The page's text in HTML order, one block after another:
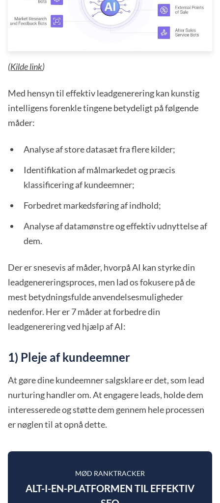
(Kilde link)
Med hensyn til effektiv leadgenerering kan kunstig
intelligens forenkle tingene betydeligt på følgende
måder:
Analyse af store datasæt fra flere kilder;
Identifikation af målmarkedet og præcis
klassificering af kundeemner;
Forbedret markedsføring af indhold;
Analyse af datamønstre og effektiv udnyttelse af
dem.
Der er snesevis af måder, hvorpå AI kan styrke din
leadgenereringsproces, men lad os fokusere på de
mest betydningsfulde anvendelsesmuligheder
nedenfor. Her er 7 måder at forbedre din
leadgenerering ved hjælp af AI:
1) Pleje af kundeemner
At gøre dine kundeemner salgsklare er det, som lead
nurturing handler om. At engagere leads, holde dem
interesserede og støtte dem gennem hele processen
er nøglen til at opnå dette.
MØD RANKTRACKER
ALT-I-EN-PLATFORMEN TIL EFFEKTIV